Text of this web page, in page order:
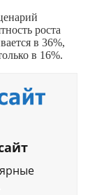
роста
в 36%,
в 16%.